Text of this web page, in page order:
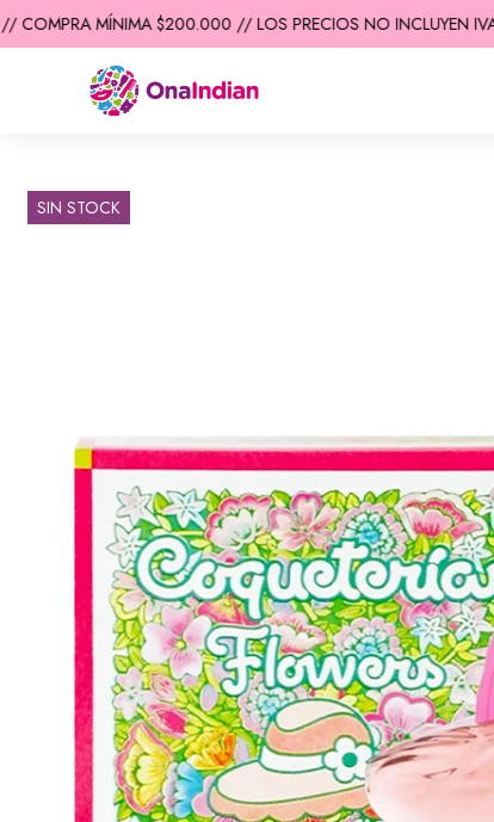
MÍNIMA $200.000 // LOS PRECIOS NO INCLUYEN IVA
SIN STOCK